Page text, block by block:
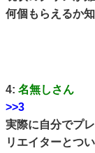
何個もらえるか
4: 名無しさん
>>3
実際に自分でプ
リエイターとつ